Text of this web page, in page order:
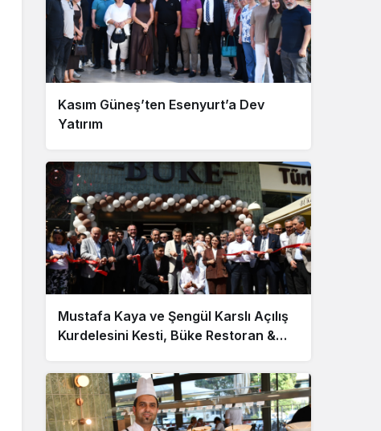
Kasım Güneş’ten Esenyurt’a Dev
Yatırım
Mustafa Kaya ve Şengül Karslı Açılış
Kurdelesini Kesti, Büke Restoran &